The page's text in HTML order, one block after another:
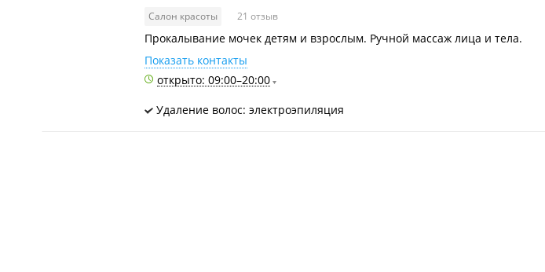
Салон красоты 21 отзыв
Прокалывание мочек детям и взрослым. Ручной массаж лица и тела.
Показать контакты
открыто: 09:00–20:00
Удаление волос: электроэпиляция